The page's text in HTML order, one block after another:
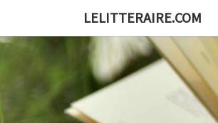
content
LELITTERAIRE.COM